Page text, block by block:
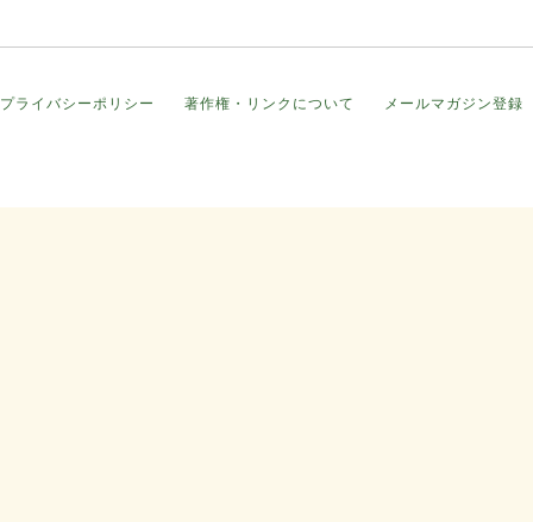
プライバシーポリシー 著作権・リンクについて メールマガジン登録